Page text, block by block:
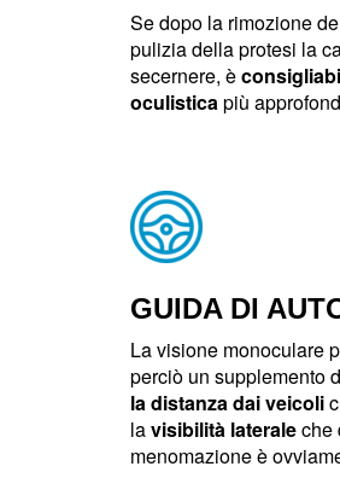
Se dopo la rimozione
pulizia della protesi la
secernere, è
oculisticapiù
GUIDA DI
La visione monoculare
perciò un supplemento
la distanza dai veicoli
lavisibilità lateraleche
menomazione è